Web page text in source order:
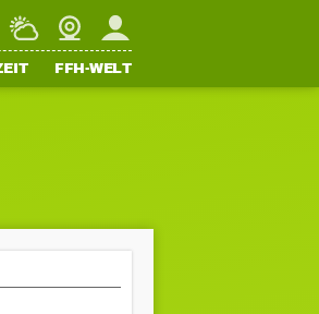
WetterWebcamMein FFH
FFH-WELT